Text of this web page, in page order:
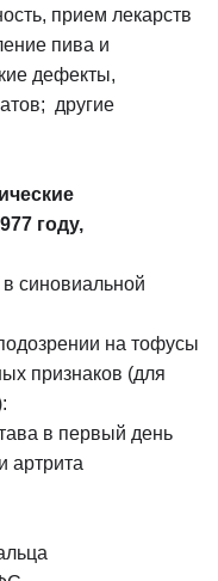
прием лекарств
пива и
дефекты,
другие
году,
синовиальной
на тофусы
признаков (для
в первый день
артрита